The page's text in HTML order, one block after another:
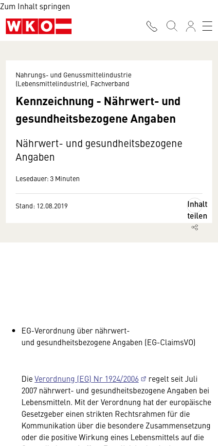
Zum Inhalt springen
Nahrungs- und Genussmittelindustrie
(Lebensmittelindustrie), Fachverband
Kennzeichnung - Nährwert- und
gesundheitsbezogene Angaben
Nährwert- und gesundheitsbezogene
Angaben
Lesedauer: 3 Minuten
Stand: 12.08.2019
Inhalt
teilen
EG-Verordnung über nährwert-
und gesundheitsbezogene Angaben (EG-ClaimsVO)
DieVerordnung (EG) Nr 1924/2006
regelt seit Juli
2007 nährwert- und gesundheitsbezogene Angaben bei
Lebensmitteln. Mit der Verordnung hat der europäische
Gesetzgeber einen strikten Rechtsrahmen für die
Kommunikation über die besondere Zusammensetzung
oder die positive Wirkung eines Lebensmittels auf die